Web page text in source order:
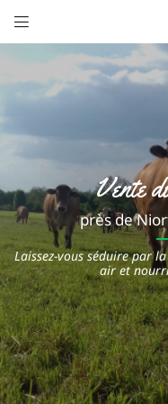

79160 Saint-Pompain
06 20 62 89 80
 Adresse email de
 Recopier le code ci-
Rafraîchir le captcha
Vente
près de
Laissez-vous séduire par
air et